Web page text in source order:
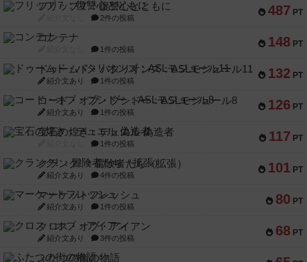
487 PT
フリップ７：復讐心とともに
2件の投稿
148 PT
コンテナ
1件の投稿
132 PT
ドゥームド・バタリオンズ：ASLモジュール11
紹介文あり 1件の投稿
126 PT
コード・オブ・ブシドー：ASLモジュール8
紹介文あり 1件の投稿
117 PT
宝石の煌き：デュエル 偽造者
1件の投稿
101 PT
クランク! ：冒険者たち（拡張）
紹介文あり 4件の投稿
80 PT
マーケットフレッシュ
紹介文あり 1件の投稿
68 PT
クロス・オブ・アイアン
紹介文あり 3件の投稿
ふたつの街の物語